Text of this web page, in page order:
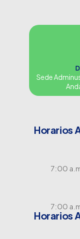
Sede
Horarios
7:00
7:00
Horarios